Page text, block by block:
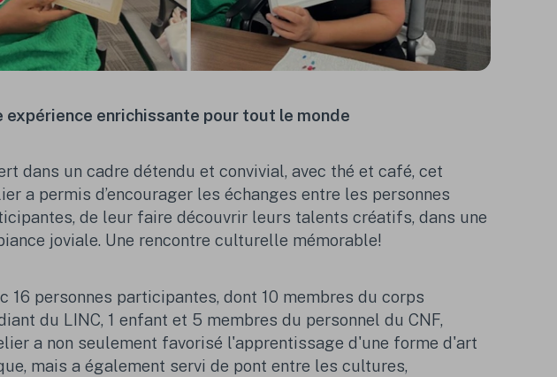
expérience enrichissante pour tout le monde
dans un cadre détendu et convivial, avec thé et café, cet
a permis d’encourager les échanges entre les personnes
es, de leur faire découvrir leurs talents créatifs,dans une
joviale. Une rencontre culturelle mémorable!
16 personnes participantes, dont 10 membres du corps
du LINC, 1 enfant et 5 membres du personnel du CNF,
a non seulement favorisé l'apprentissage d'une forme d'art
, mais a également servi de pont entre les cultures,